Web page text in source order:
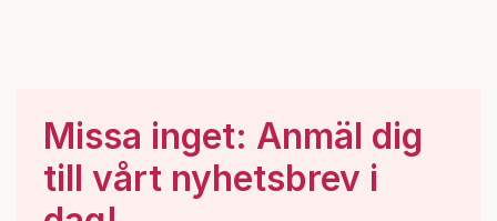
Missa inget: Anmäl dig
till vårt nyhetsbrev i